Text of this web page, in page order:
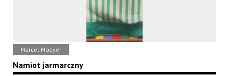
Marcel Maeyer
Namiot jarmarczny